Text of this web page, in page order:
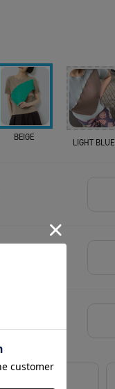
BEIGE LIGHT BLUE